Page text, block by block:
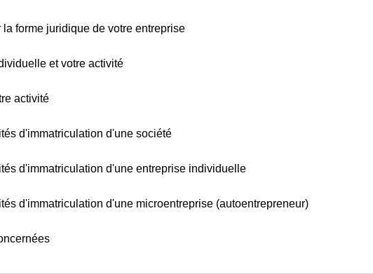
forme juridique de votre entreprise
et votre activité
activité
d'immatriculation d'une société
d'immatriculation d'une entreprise individuelle
d'immatriculation d'une microentreprise (autoentrepreneur)